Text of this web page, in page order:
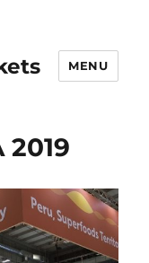
MENU
2019